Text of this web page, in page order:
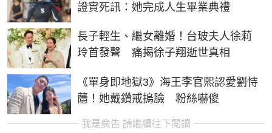
證實死訊：她完成人生畢業典禮
長子輕生、繼女離婚！台玻夫人徐莉
玲首發聲 痛揭徐子翔逝世真相
《單身即地獄3》海王李官熙認愛劉恃
蘟！她戴鑽戒摀臉 粉絲嚇傻
我是廣告 請繼續往下閱讀